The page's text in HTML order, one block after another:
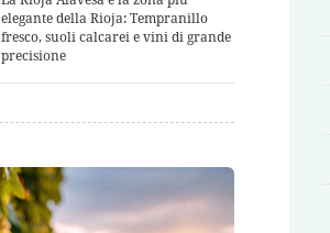
elegante della Rioja: Tempranillo
fresco, suoli calcarei e vini di grande
precisione